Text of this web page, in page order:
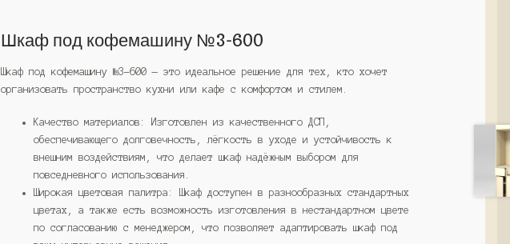
Шкаф под кофемашину №3-600
Шкаф под кофемашину №3-600 — это идеальное решение для тех, кто хочет
организовать пространство кухни или кафе с комфортом и стилем.
Качество материалов: Изготовлен из качественного ДСП,
обеспечивающего долговечность, лёгкость в уходе и устойчивость к
внешним воздействиям, что делает шкаф надёжным выбором для
повседневного использования.
Широкая цветовая палитра: Шкаф доступен в разнообразных стандартных
цветах, а также есть возможность изготовления в нестандартном цвете
по согласованию с менеджером, что позволяет адаптировать шкаф под